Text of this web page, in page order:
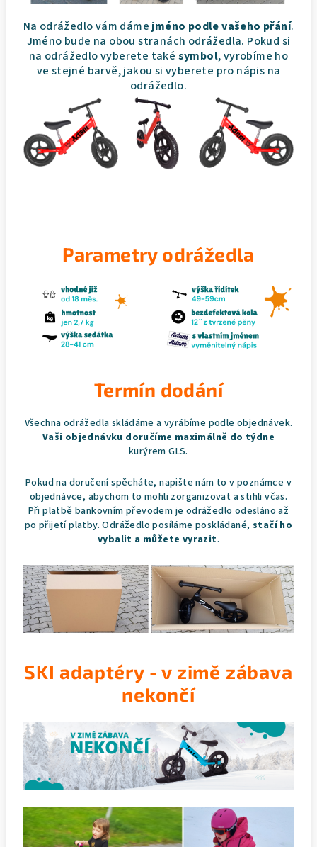
Na odrážedlo vám dáme jméno podle vašeho přání.
Jméno bude na obou stranách odrážedla. Pokud si
na odrážedlo vyberete také symbol, vyrobíme ho
ve stejné barvě, jakou si vyberete pro nápis na
odrážedlo.
Parametry odrážedla
Termín dodání
Všechna odrážedla skládáme a vyrábíme podle objednávek.
Vaši objednávku doručíme maximálně do týdne
kurýrem GLS.
Pokud na doručení spěcháte, napište nám to v poznámce v
objednávce, abychom to mohli zorganizovat a stihli včas.
Při platbě bankovním převodem je odrážedlo odesláno až
po přijetí platby. Odrážedlo posíláme poskládané, stačí ho
vybalit a můžete vyrazit.
SKI adaptéry - v zimě zábava
nekončí